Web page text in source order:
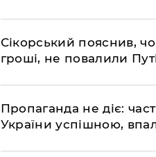
​Сікорський пояснив,
гроші, не повалили
​Пропаганда не діє:
України успішною,